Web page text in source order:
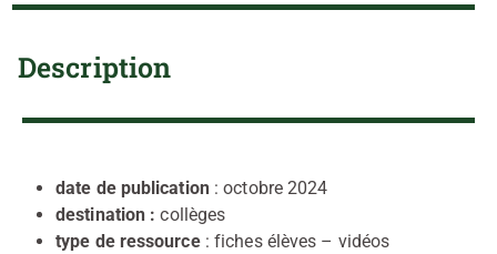
Description
date de publication: octobre 2024
destination :collèges
type de ressource: fiches élèves – vidéos